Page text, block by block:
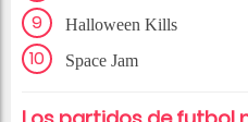
Halloween Kills
Space Jam